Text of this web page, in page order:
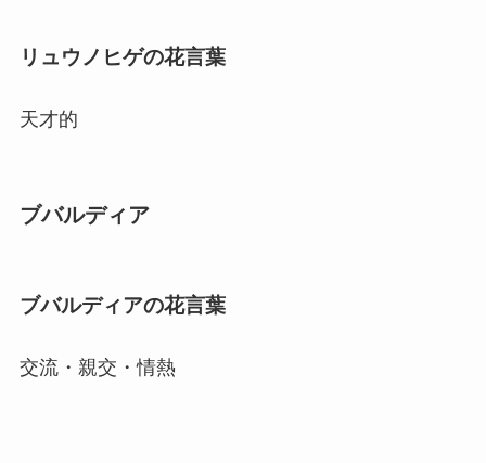
リュウノヒゲの花言葉
天才的
ブバルディア
ブバルディアの花言葉
交流・親交・情熱